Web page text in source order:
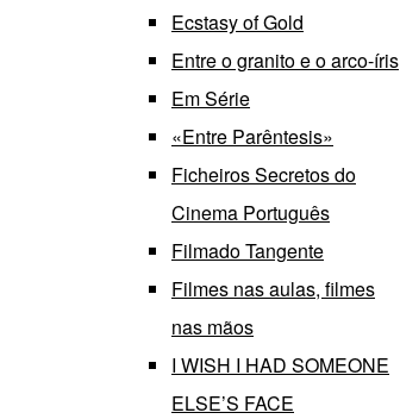
Ecstasy of Gold
Entre o granito e o arco-íris
Em Série
«Entre Parêntesis»
Ficheiros Secretos do
Cinema Português
Filmado Tangente
Filmes nas aulas, filmes
nas mãos
I WISH I HAD SOMEONE
ELSE’S FACE